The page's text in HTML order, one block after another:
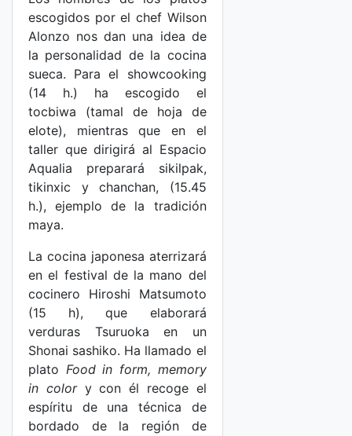
escogidos por el chef Wilson
Alonzo nos dan una idea de
la personalidad de la cocina
sueca. Para el showcooking
(14 h.) ha escogido el
tocbiwa (tamal de hoja de
elote), mientras que en el
taller que dirigirá al Espacio
Aqualia preparará sikilpak,
tikinxic y chanchan, (15.45
h.), ejemplo de la tradición
maya.
La cocina japonesa aterrizará
en el festival de la mano del
cocinero Hiroshi Matsumoto
(15 h), que elaborará
verduras Tsuruoka en un
Shonai sashiko. Ha llamado el
plato Food in form, memory
in color y con él recoge el
espíritu de una técnica de
bordado de la región de